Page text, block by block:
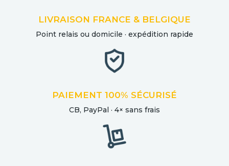
LIVRAISON FRANCE & BELGIQUE
Point relais ou domicile · expédition rapide
PAIEMENT 100% SÉCURISÉ
CB, PayPal · 4× sans frais